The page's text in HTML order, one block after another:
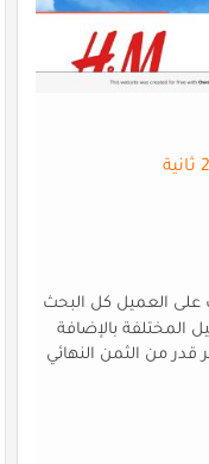
العميل كل البحث
المختلفة بالإضافة
قدر من الثمن النهائي